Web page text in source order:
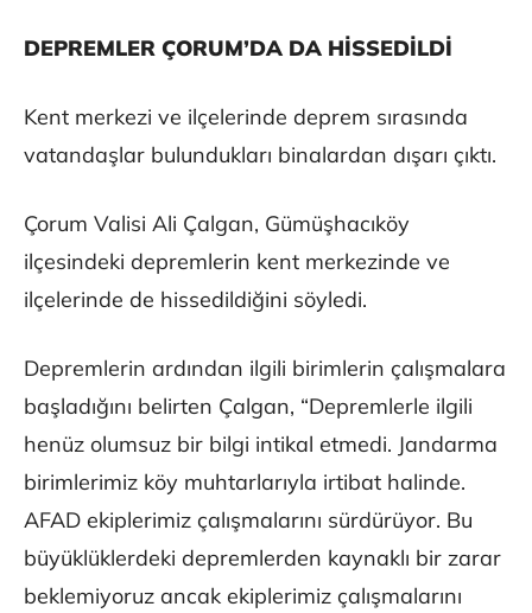
DEPREMLER ÇORUM’DA DA HİSSEDİLDİ
Kent merkezi ve ilçelerinde deprem sırasında
vatandaşlar bulundukları binalardan dışarı çıktı.
Çorum Valisi Ali Çalgan, Gümüşhacıköy
ilçesindeki depremlerin kent merkezinde ve
ilçelerinde de hissedildiğini söyledi.
Depremlerin ardından ilgili birimlerin çalışmalara
başladığını belirten Çalgan, “Depremlerle ilgili
henüz olumsuz bir bilgi intikal etmedi. Jandarma
birimlerimiz köy muhtarlarıyla irtibat halinde.
AFAD ekiplerimiz çalışmalarını sürdürüyor. Bu
büyüklüklerdeki depremlerden kaynaklı bir zarar
beklemiyoruz ancak ekiplerimiz çalışmalarını